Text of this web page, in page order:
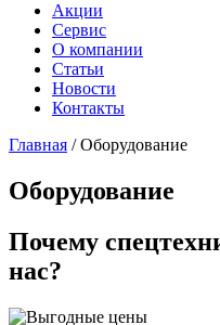
Акции
Сервис
О компании
Статьи
Новости
Контакты
Главная /Оборудование
Оборудование
Почему
нас?